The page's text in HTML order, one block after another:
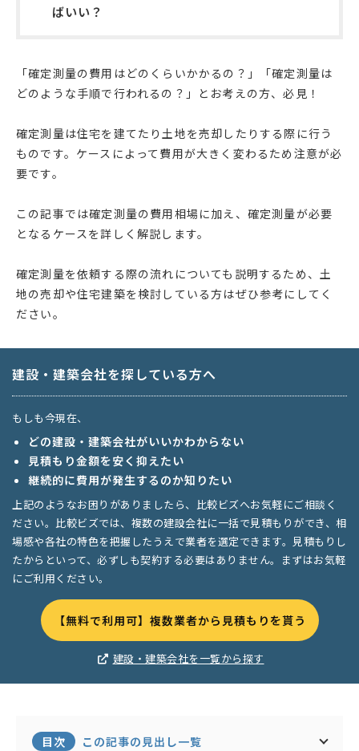
ばいい？
「確定測量の費用はどのくらいかかるの？」「確定測量は
どのような手順で行われるの？」とお考えの方、必見！
確定測量は住宅を建てたり土地を売却したりする際に行う
ものです。ケースによって費用が大きく変わるため注意が必
要です。
この記事では確定測量の費用相場に加え、確定測量が必要
となるケースを詳しく解説します。
確定測量を依頼する際の流れについても説明するため、土
地の売却や住宅建築を検討している方はぜひ参考にしてく
ださい。
建設・建築会社を探している方へ
もしも今現在、
どの建設・建築会社がいいかわからない
見積もり金額を安く抑えたい
継続的に費用が発生するのか知りたい
上記のようなお困りがありましたら、比較ビズへお気軽にご相談く
ださい。比較ビズでは、複数の建設会社に一括で見積もりができ、相
場感や各社の特色を把握したうえで業者を選定できます。見積もりし
たからといって、必ずしも契約する必要はありません。まずはお気軽
にご利用ください。
【無料で利用可】複数業者から見積もりを貰う
建設・建築会社を一覧から探す
目次 この記事の見出し一覧